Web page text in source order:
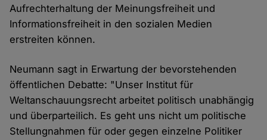
Aufrechterhaltung der Meinungsfreiheit und
Informationsfreiheit in den sozialen Medien
erstreiten können.
Neumann sagt in Erwartung der bevorstehenden
öffentlichen Debatte: "Unser Institut für
Weltanschauungsrecht arbeitet politisch unabhängig
und überparteilich. Es geht uns nicht um politische
Stellungnahmen für oder gegen einzelne Politiker